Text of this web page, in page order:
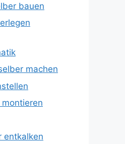
bauen
machen
entkalken